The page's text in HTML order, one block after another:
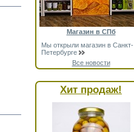
Магазин в СПб
Мы открыли магазин в Санкт-
Петербурге
Все новости
Хит продаж!